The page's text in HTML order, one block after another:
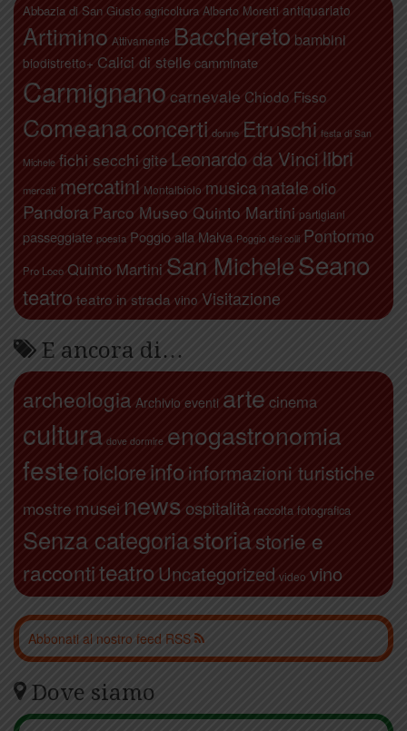
Abbazia di San Giusto agricoltura Alberto Moretti antiquariato
Artimino Attivamente Bacchereto bambini
biodistretto+ Calici di stelle camminate
Carmignano carnevale Chiodo Fisso
Comeanaconcerti donne Etruschi festa di San
Michele fichi secchi gite Leonardo da Vinci libri
mercati mercatini Montalbiolo musica natale olio
Pandora Parco Museo Quinto Martini partigiani
passeggiate poesia Poggio alla Malva Poggio dei colli Pontormo
Pro Loco Quinto Martini San MicheleSeano
teatro teatro in strada vino Visitazione
E ancora di…
archeologia Archivio eventi arte cinema
cultura dove dormire enogastronomia
festefolcloreinfo informazioni turistiche
mostre musei news ospitalità raccolta fotografica
Senza categoriastoriastorie e
raccontiteatroUncategorized video vino
Abbonati al nostro feed RSS
Dove siamo